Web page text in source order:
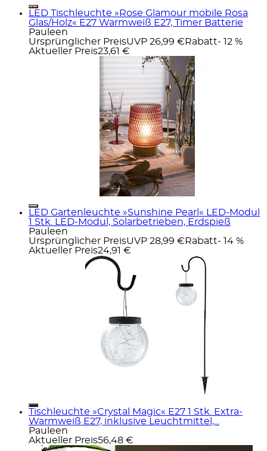
LED Tischleuchte »Rose Glamour mobile Rosa
Glas/Holz« E27 Warmweiß E27, Timer Batterie
Pauleen
Ursprünglicher PreisUVP 26,99 € Rabatt- 12 %
Aktueller Preis23,61 €
LED Gartenleuchte »Sunshine Pearl« LED-Modul
1 Stk. LED-Modul, Solarbetrieben, Erdspieß
Pauleen
Ursprünglicher PreisUVP 28,99 € Rabatt- 14 %
Aktueller Preis24,91 €
Tischleuchte »Crystal Magic« E27 1 Stk. Extra-
Warmweiß E27, inklusive Leuchtmittel,...
Pauleen
Aktueller Preis56,48 €